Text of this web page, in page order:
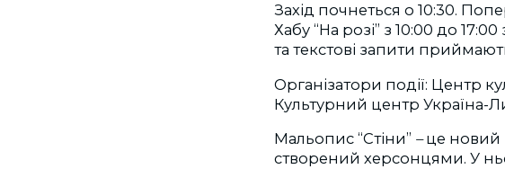
Захід почнеться о 10:30.
Хабу “На розі” з 10:00 до
та текстові запити
Організатори події: Центр
Культурний центр Україна-
Мальопис “Стіни” –це новий
створений херсонцями. У